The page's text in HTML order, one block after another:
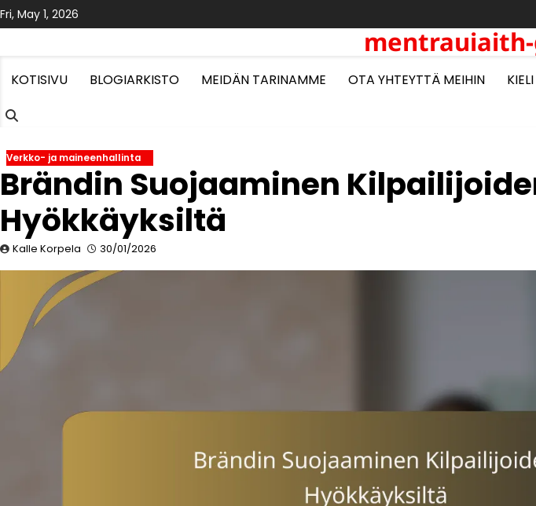
Skip
to
Fri, May 1, 2026
KOTISIVU BLOGIARKISTO MEIDÄN TARINAMME OTA YHTEYTTÄ MEIHIN KIELI
Verkko- ja maineenhallinta
Brändin Suojaaminen
Hyökkäyksiltä
Kalle Korpela 30/01/2026